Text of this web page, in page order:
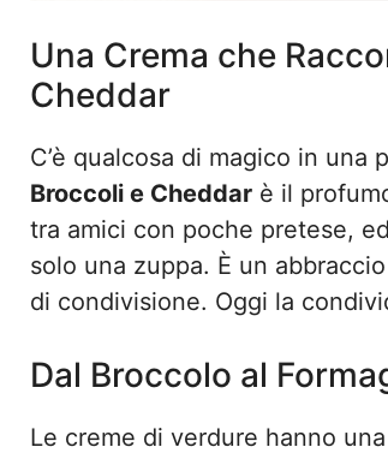
Una Crema che
Cheddar
C’è qualcosa di magico in
Broccoli e Cheddar è il
tra amici con poche pretese,
solo una zuppa. È un
di condivisione. Oggi la
Dal Broccolo al
Le creme di verdure hanno